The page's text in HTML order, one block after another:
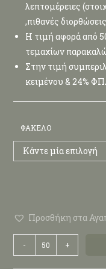
λεπτομέρειες
,πιθανές
Η τιμή αφορά από
τεμαχίων
Στην τιμή
κειμένου & 24%
ΦΆΚΕΛΟ
Κάντε μία επιλογή
Προσθήκη στα
- +